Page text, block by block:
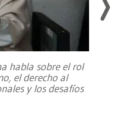
habla sobre el rol
el derecho al
y los desafíos